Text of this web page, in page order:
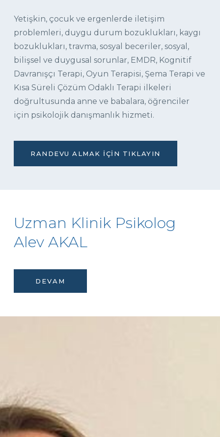
Yetişkin, çocuk ve ergenlerde iletişim
problemleri, duygu durum bozuklukları, kaygı
bozuklukları, travma, sosyal beceriler, sosyal,
bilişsel ve duygusal sorunlar, EMDR, Kognitif
Davranışçı Terapi, Oyun Terapisi, Şema Terapi ve
Kısa Süreli Çözüm Odaklı Terapi ilkeleri
doğrultusunda anne ve babalara, öğrenciler
için psikolojik danışmanlık hizmeti.
RANDEVU ALMAK İÇIN TIKLAYIN
Uzman Klinik Psikolog
Alev AKAL
DEVAM